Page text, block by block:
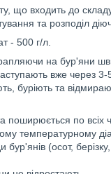
що входить до
та розподіл
- 500 г/л.
на бур'яни
вже через
буріють та
поширюється по всіх
температурному
(осот,